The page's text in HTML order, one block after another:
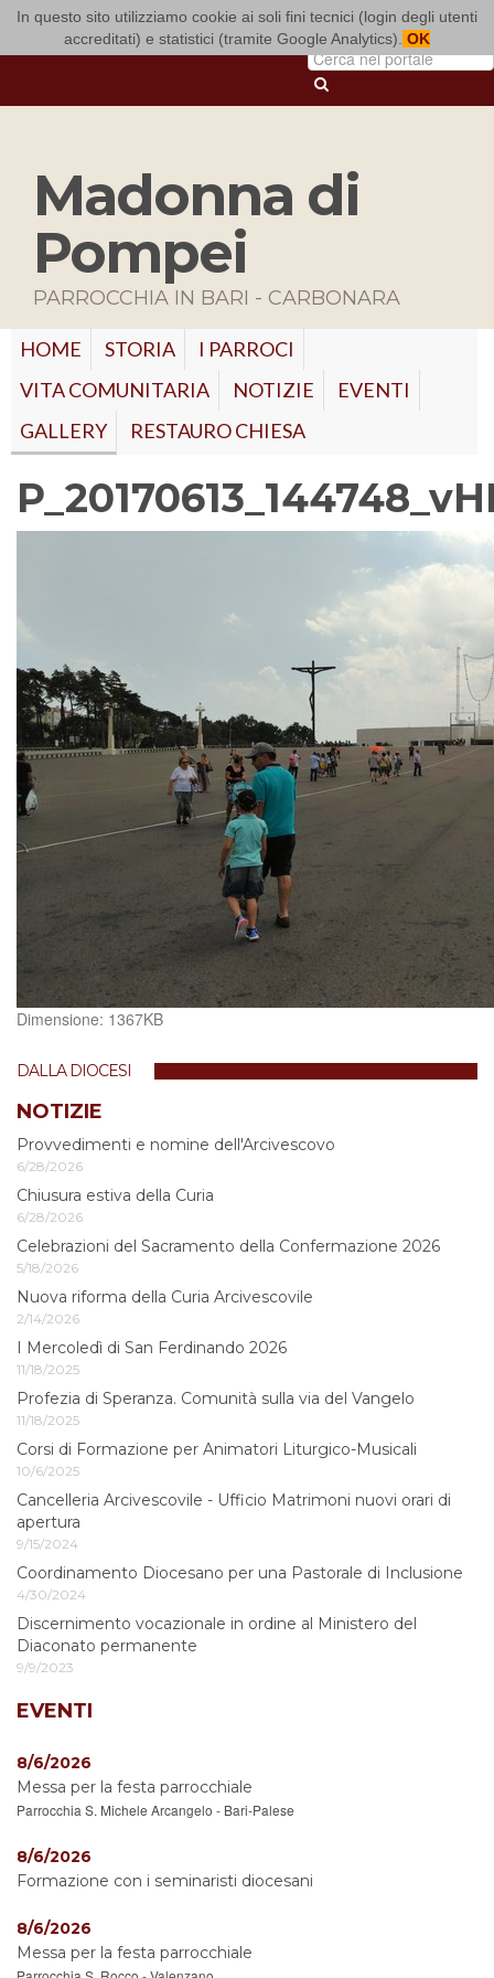
In questo sito utilizziamo cookie ai soli fini tecnici (login degli utenti
accreditati) e statistici (tramite Google Analytics). OK
ARCIDIOCESI DI BARI-BITONTO
Madonna di
Pompei
PARROCCHIA IN BARI - CARBONARA
HOME STORIA
I PARROCI
VITA COMUNITARIA
NOTIZIE
EVENTI
GALLERY
RESTAURO CHIESA
Clicca
vedere
alle
originali…
Dimensione: 1367KB
DALLA DIOCESI
NOTIZIE
Provvedimenti e nomine dell'Arcivescovo
6/28/2026
Chiusura estiva della Curia
6/28/2026
Celebrazioni del Sacramento della Confermazione 2026
5/18/2026
Nuova riforma della Curia Arcivescovile
2/14/2026
I Mercoledì di San Ferdinando 2026
11/18/2025
Profezia di Speranza. Comunità sulla via del Vangelo
11/18/2025
Corsi di Formazione per Animatori Liturgico-Musicali
10/6/2025
Cancelleria Arcivescovile - Ufficio Matrimoni nuovi orari di
apertura
9/15/2024
Coordinamento Diocesano per una Pastorale di Inclusione
4/30/2024
Discernimento vocazionale in ordine al Ministero del
Diaconato permanente
9/9/2023
EVENTI
8/6/2026
Messa per la festa parrocchiale
Parrocchia S. Michele Arcangelo - Bari-Palese
8/6/2026
Formazione con i seminaristi diocesani
8/6/2026
Messa per la festa parrocchiale